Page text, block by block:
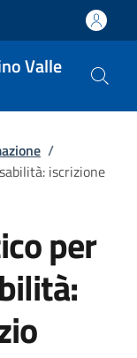
Valle
/
iscrizione
per